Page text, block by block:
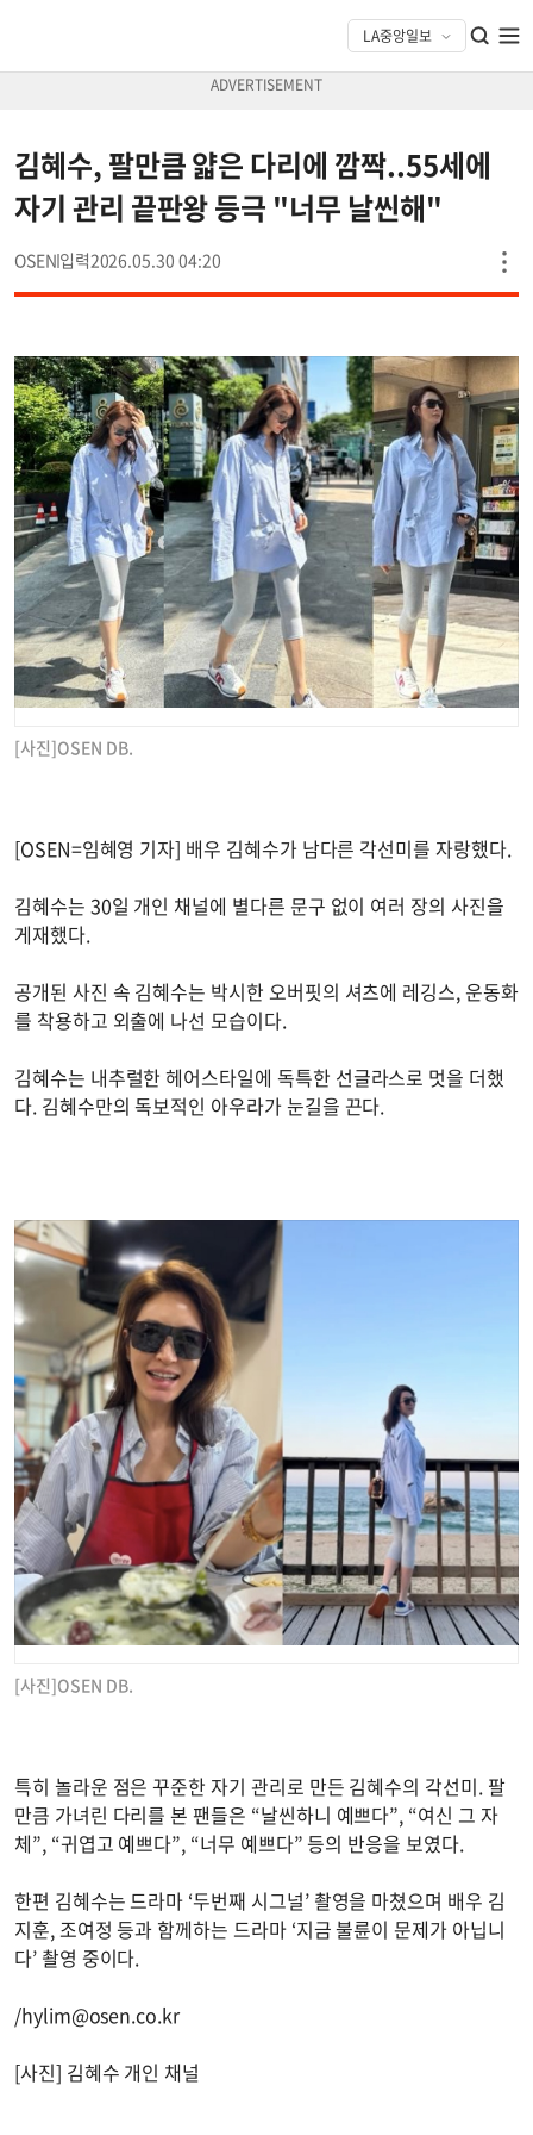
김혜수, 팔만큼 얇은 다리에 깜짝..55세에
자기 관리 끝판왕 등극 "너무 날씬해"
OSEN 2026.05.30 04:20
[사진]OSEN DB.
[OSEN=임혜영 기자] 배우 김혜수가 남다른 각선미를 자랑했다.
김혜수는 30일 개인 채널에 별다른 문구 없이 여러 장의 사진을
게재했다.
공개된 사진 속 김혜수는 박시한 오버핏의 셔츠에 레깅스, 운동화
를 착용하고 외출에 나선 모습이다.
김혜수는 내추럴한 헤어스타일에 독특한 선글라스로 멋을 더했
다. 김혜수만의 독보적인 아우라가 눈길을 끈다.
[사진]OSEN DB.
특히 놀라운 점은 꾸준한 자기 관리로 만든 김혜수의 각선미. 팔
만큼 가녀린 다리를 본 팬들은 “날씬하니 예쁘다”, “여신 그 자
체”, “귀엽고 예쁘다”, “너무 예쁘다” 등의 반응을 보였다.
한편 김혜수는 드라마 ‘두번째 시그널’ 촬영을 마쳤으며 배우 김
지훈, 조여정 등과 함께하는 드라마 ‘지금 불륜이 문제가 아닙니
다’ 촬영 중이다.
/hylim@osen.co.kr
[사진] 김혜수 개인 채널